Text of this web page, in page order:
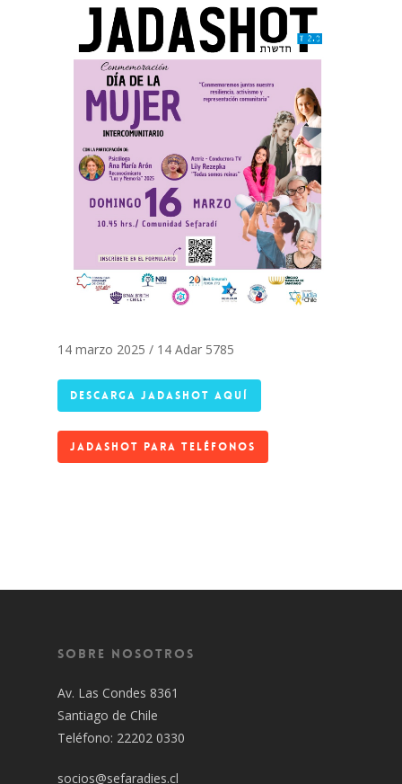
14 marzo 2025 / 14 Adar 5785
DESCARGA JADASHOT AQUÍ
JADASHOT PARA TELÉFONOS
Sobre Nosotros
Av. Las Condes 8361
Santiago de Chile
Teléfono: 22202 0330
socios@sefaradies.cl